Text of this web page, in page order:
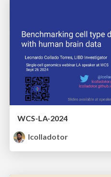
WCS-LA-2024
lcolladotor